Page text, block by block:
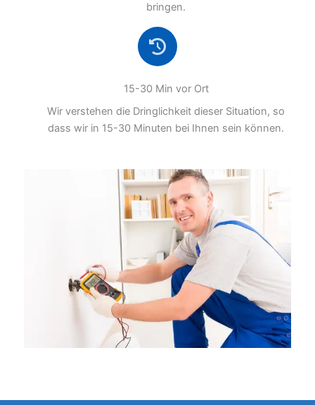
bringen.
15-30 Min vor Ort
Wir verstehen die Dringlichkeit dieser Situation, so
dass wir in 15-30 Minuten bei Ihnen sein können.